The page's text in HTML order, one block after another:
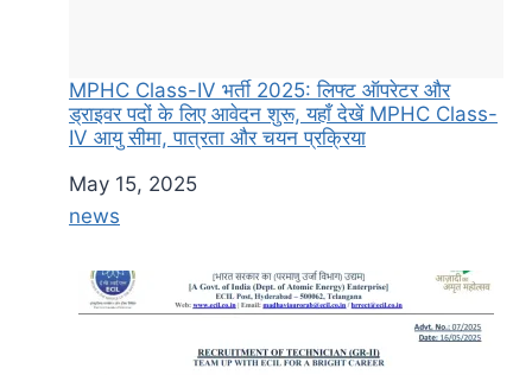
MPHC Class-IV भर्ती 2025: लिफ्ट ऑपरेटर और
ड्राइवर पदों के लिए आवेदन शुरू, यहाँ देखें MPHC Class-
IV आयु सीमा, पात्रता और चयन प्रक्रिया
Date
May 15, 2025
In relation to
news